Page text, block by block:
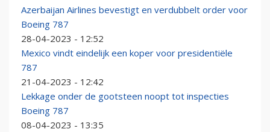
Azerbaijan Airlines bevestigt en verdubbelt order voor
Boeing 787
28-04-2023 - 12:52
Mexico vindt eindelijk een koper voor presidentiële
787
21-04-2023 - 12:42
Lekkage onder de gootsteen noopt tot inspecties
Boeing 787
08-04-2023 - 13:35